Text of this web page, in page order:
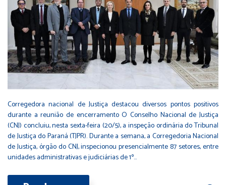
Corregedora nacional de Justiça destacou diversos pontos positivos
durante a reunião de encerramento O Conselho Nacional de Justiça
(CNJ) concluiu, nesta sexta-feira (20/5), a inspeção ordinária do Tribunal
de Justiça do Paraná (TJPR). Durante a semana, a Corregedoria Nacional
de Justiça, órgão do CNJ, inspecionou presencialmente 87 setores, entre
unidades administrativas e judiciárias de 1º…